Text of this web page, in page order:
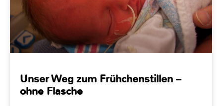
Unser Weg zum Frühchenstillen –
ohne Flasche